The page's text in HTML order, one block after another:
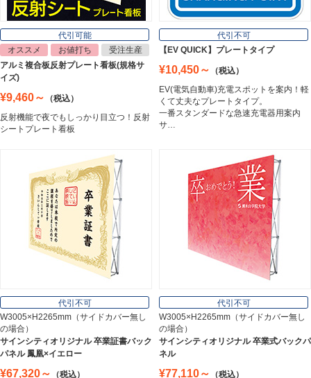
看板照明
Lighting Equipment
トラスコ中山
Trusco Nakayama
インテリア
Interior
オフィス用品
Office Supplies
ステンレス切文字
Stainless Sign
代引可能
オススメ
お値打ち
受注生産
アルミ複合板反射プレート看板(規格サ
イズ)
¥9,460～
（税込）
反射機能で夜でもしっかり目立つ！反射
シートプレート看板
代引不可
【EV QUICK】プレートタイプ
¥10,450～
（税込）
EV(電気自動車)充電スポットを案内！軽
くて丈夫なプレートタイプ。
一番スタンダードな急速充電器用案内
サ…
代引不可
W3005×H2265mm（サイドカバー無し
の場合）
サインシティオリジナル 卒業証書バック
パネル 鳳凰×イエロー
¥67,320～
（税込）
代引不可
W3005×H2265mm（サイドカバー無し
の場合）
サインシティオリジナル 卒業式バックパ
ネル
¥77,110～
（税込）